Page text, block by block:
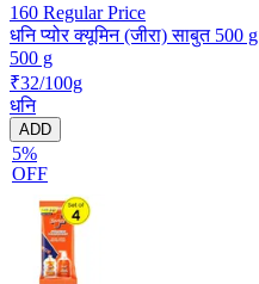
160 Regular Price
धनि प्योर क्यूमिन (जीरा) साबुत 500 g
500 g
₹32/100g
धनि
ADD
5%
OFF